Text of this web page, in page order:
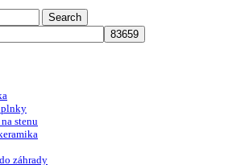
Search
stenu
záhrady